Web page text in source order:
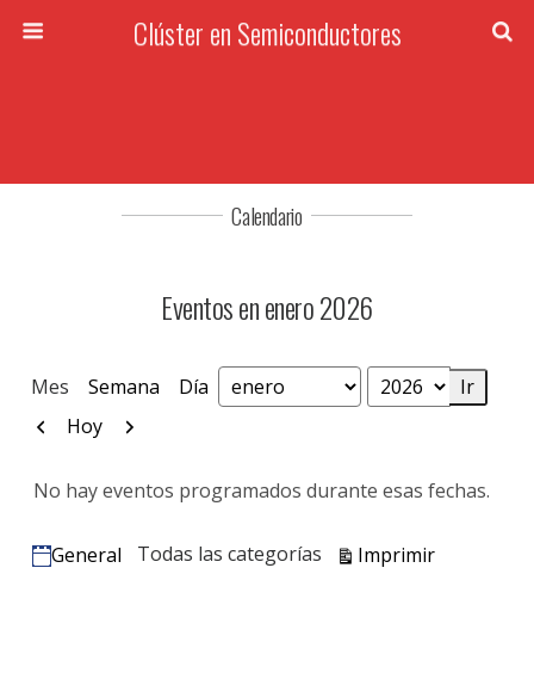
Clúster en Semiconductores
Calendario
Eventos en enero 2026
Mes Semana Día Mes
Año
Anterior
Hoy Siguiente
No hay eventos programados durante esas fechas.
Categorías
General Todas las categorías ImprimirVistas